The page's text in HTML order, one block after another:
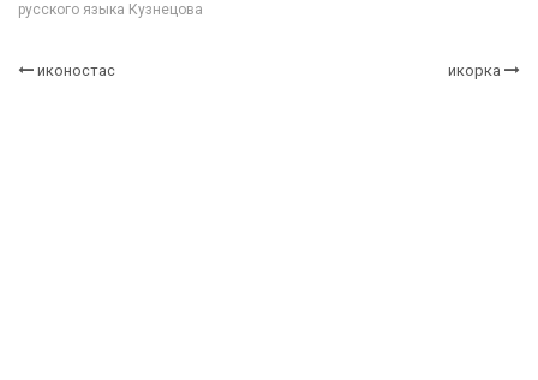
русского языка Кузнецова
иконостас икорка